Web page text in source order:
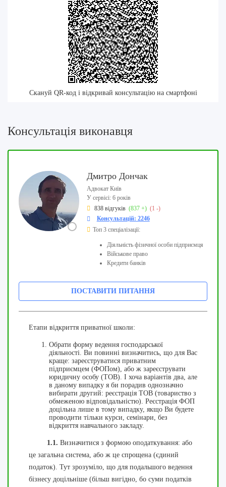
Скануй QR-код і відкривай консультацію на смартфоні
Консультація виконавця
Дмитро Дончак
Адвокат Київ
У сервісі: 6 років
838 відгуків (837 +) (1 -)
Консультацій: 2246
Топ 3 спеціалізації:
Діяльність фізичної особи підприємця
Військове право
Кредити банків
ПОСТАВИТИ ПИТАННЯ
Етапи відкриття приватної школи:
Обрати форму ведення господарської
діяльності. Ви повинні визначитись, що для Вас
краще: зареєструватися приватним
підприємцем (ФОПом), або ж зареєструвати
юридичну особу (ТОВ). І хоча варіантів два, але
в даному випадку я би порадив однозначно
вибирати другий: реєстрація ТОВ (товариство з
обмеженою відповідальністю). Реєстрація ФОП
доцільна лише в тому випадку, якщо Ви будете
проводити тільки курси, семінари, без
відкриття навчального закладу.
1.1. Визначитися з формою оподаткування: або
це загальна система, або ж це спрощена (єдиний
податок). Тут зрозуміло, що для подальшого ведення
бізнесу доцільніше (більш вигідно, бо суми податків